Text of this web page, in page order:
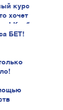
курс
хочет
Клуб
БЕТ!